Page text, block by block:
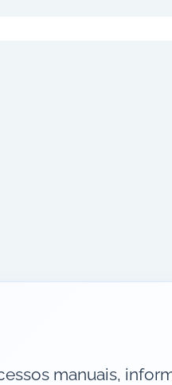
manuais,